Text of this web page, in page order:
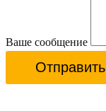
Ваше сообщение
Отправить